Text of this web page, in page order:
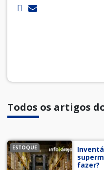
Todos os artigos
ESTOQUE
fazer?